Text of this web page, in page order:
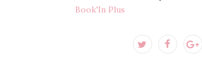
Book'In Plus